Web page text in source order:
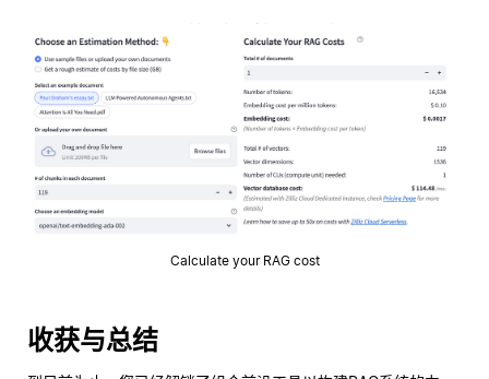
Calculate your RAG cost
收获与总结